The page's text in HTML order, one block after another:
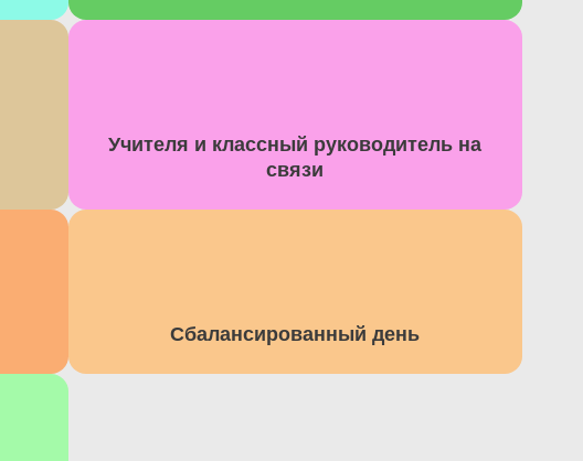
Учителя и классный руководитель на
связи​
Сбалансированный день​